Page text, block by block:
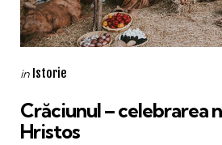
Categories
Posted
in Istorie
Crăciunul – celebrarea
Hristos